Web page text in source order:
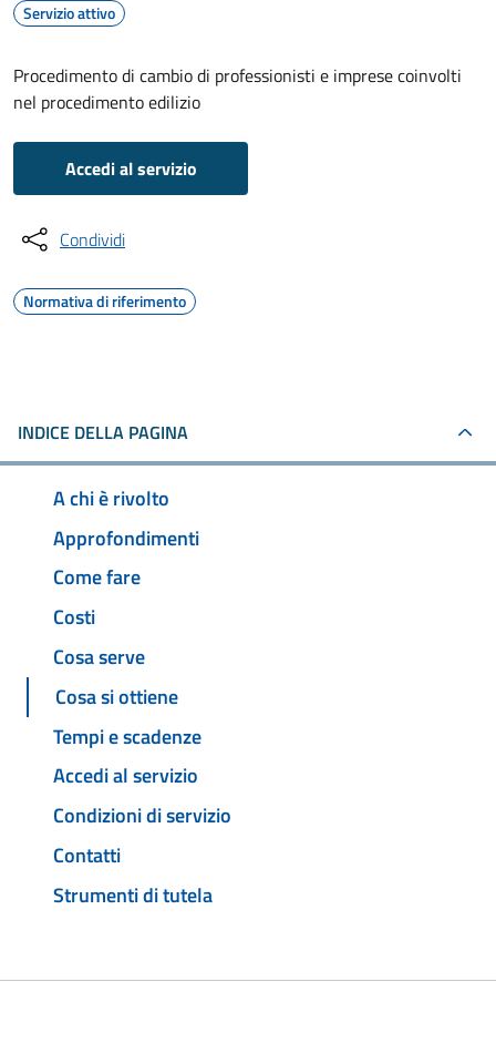
Servizio attivo
Procedimento di cambio di professionisti e imprese coinvolti
nel procedimento edilizio
Accedi al servizio
Condividi
Normativa di riferimento
INDICE DELLA PAGINA
A chi è rivolto
Approfondimenti
Come fare
Costi
Cosa serve
Cosa si ottiene
Tempi e scadenze
Accedi al servizio
Condizioni di servizio
Contatti
Strumenti di tutela